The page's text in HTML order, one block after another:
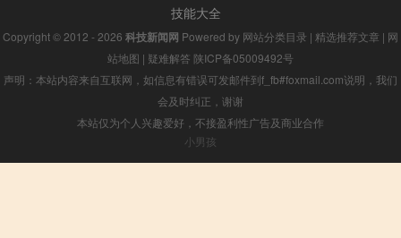
技能大全
Copyright © 2012 - 2026 科技新闻网 Powered by 网站分类目录 | 精选推荐文章 | 网
站地图 | 疑难解答 陕ICP备05009492号
声明：本站内容来自互联网，如信息有错误可发邮件到f_fb#foxmail.com说明，我们
会及时纠正，谢谢
本站仅为个人兴趣爱好，不接盈利性广告及商业合作
小男孩